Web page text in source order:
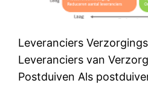
Leveranciers
Leveranciers van
Postduiven Als